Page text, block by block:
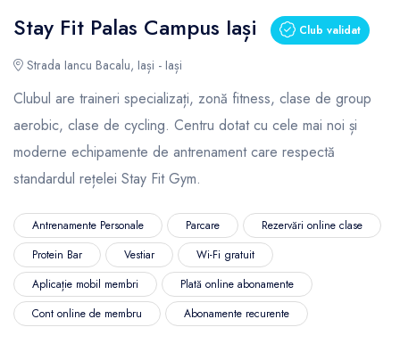
Stay Fit Palas Campus Iași Club validat
Strada Iancu Bacalu, Iași - Iași
Clubul are traineri specializați, zonă fitness, clase de group
aerobic, clase de cycling. Centru dotat cu cele mai noi și
moderne echipamente de antrenament care respectă
standardul rețelei Stay Fit Gym.
Antrenamente Personale Parcare
Rezervări online clase
Protein Bar
Vestiar
Wi-Fi gratuit
Aplicație mobil membri
Plată online abonamente
Cont online de membru
Abonamente recurente